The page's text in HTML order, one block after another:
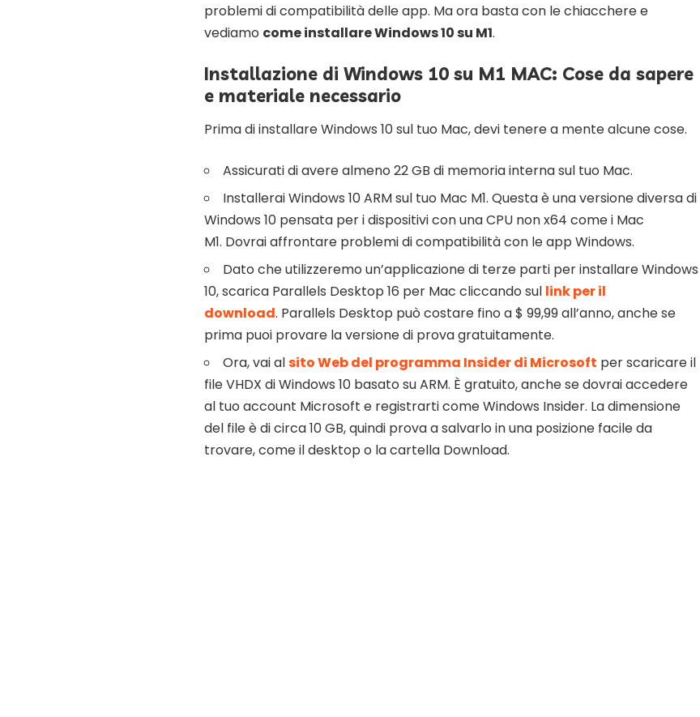
problemi di compatibilità delle app. Ma ora basta con le chiacchere e
vediamo come installare Windows 10 su M1.
Installazione di Windows 10 su M1 MAC: Cose da sapere
e materiale necessario
Prima di installare Windows 10 sul tuo Mac, devi tenere a mente alcune cose.
Assicurati di avere almeno 22 GB di memoria interna sul tuo Mac.
Installerai Windows 10 ARM sul tuo Mac M1. Questa è una versione diversa di
Windows 10 pensata per i dispositivi con una CPU non x64 come i Mac
M1. Dovrai affrontare problemi di compatibilità con le app Windows.
Dato che utilizzeremo un’applicazione di terze parti per installare Windows
10, scarica Parallels Desktop 16 per Mac cliccando sul link per il
download. Parallels Desktop può costare fino a $ 99,99 all’anno, anche se
prima puoi provare la versione di prova gratuitamente.
Ora, vai alsito Web del programma Insider di Microsoft per scaricare il
file VHDX di Windows 10 basato su ARM. È gratuito, anche se dovrai accedere
al tuo account Microsoft e registrarti come Windows Insider. La dimensione
del file è di circa 10 GB, quindi prova a salvarlo in una posizione facile da
trovare, come il desktop o la cartella Download.